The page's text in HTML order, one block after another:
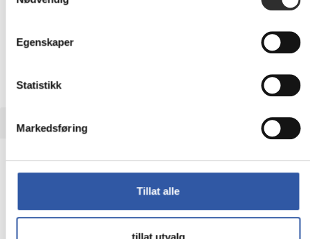
Egenskaper
Statistikk
Markedsføring
Tillat alle
tillat utvalg
TEKNISK INFO
Egenskaper
21LS001UMX